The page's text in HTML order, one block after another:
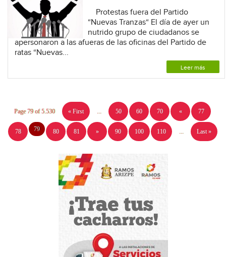
Protestas fuera del Partido
“Nuevas Tranzas“ El día de ayer un
nutrido grupo de ciudadanos se
apersonaron a las afueras de las oficinas del Partido de
ratas “Nuevas...
Leer más
Page 79 of 5.530 « First 50 60 70 « 77
78 79 80 81 » 90 100 110 Last »